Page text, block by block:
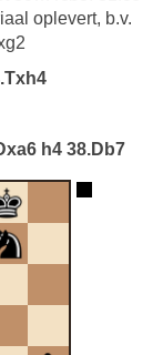
oplevert, b.v.
h4 38.Db7